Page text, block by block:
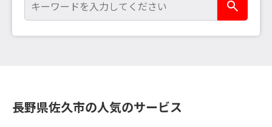
長野県佐久市の人気のサービス